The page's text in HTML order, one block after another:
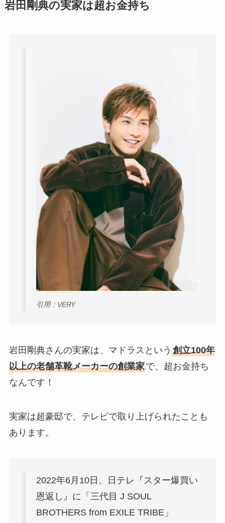
岩田剛典の実家は超お金持ち
引用：VERY
岩田剛典さんの実家は、マドラスという 創立100年
以上の老舗革靴メーカーの創業家で、超お金持ち
なんです！
実家は超豪邸で、テレビで取り上げられたことも
あります。
2022年6月10日、日テレ『スター爆買い
恩返し』に​「三代目 J SOUL
BROTHERS from EXILE TRIBE」